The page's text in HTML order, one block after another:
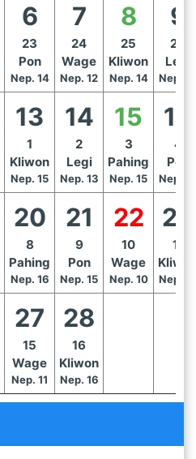
6
23
Pon
Nep. 14
7
24
Wage
Nep. 12
8
25
Kliwon
Nep. 14
9
26
Legi
Nep.
13
1
Kliwon
Nep. 15
14
2
Legi
Nep. 13
15
3
Pahing
Nep. 15
16
4
Pon
Nep.
20
8
Pahing
Nep. 16
21
9
Pon
Nep. 15
22
10
Wage
Nep. 10
23
11
Nep. 17
27
15
Wage
Nep. 11
28
16
Kliwon
Nep. 16